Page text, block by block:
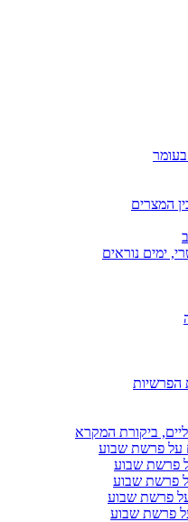
המצרים
ימים נוראים
ביקורת המקרא
על פרשת שבוע
פרשת שבוע
פרשת שבוע
פרשת שבוע
פרשת שבוע